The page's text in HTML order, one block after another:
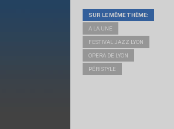
SUR LE MÊME THÈME:
A LA UNE
FESTIVAL JAZZ LYON
OPERA DE LYON
PÉRISTYLE